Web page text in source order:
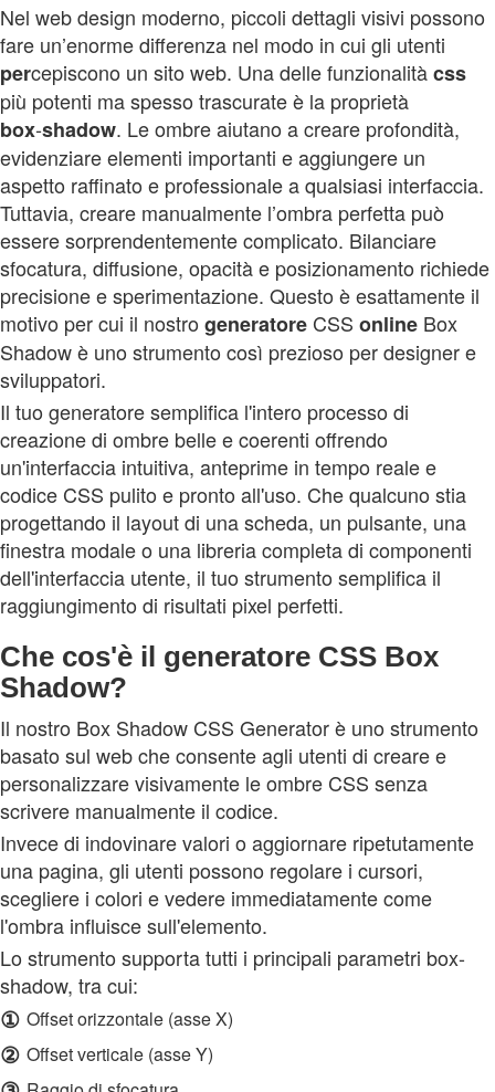
Nel web design moderno, piccoli dettagli visivi possono
fare un’enorme differenza nel modo in cui gli utenti
percepiscono un sito web. Una delle funzionalitàcss
più potenti ma spesso trascurate è la proprietà
box‑shadow. Le ombre aiutano a creare profondità,
evidenziare elementi importanti e aggiungere un
aspetto raffinato e professionale a qualsiasi interfaccia.
Tuttavia, creare manualmente l’ombra perfetta può
essere sorprendentemente complicato. Bilanciare
sfocatura, diffusione, opacità e posizionamento richiede
precisione e sperimentazione. Questo è esattamente il
motivo per cui il nostro generatore CSS online Box
Shadow è uno strumento così prezioso per designer e
sviluppatori.
Il tuo generatore semplifica l'intero processo di
creazione di ombre belle e coerenti offrendo
un'interfaccia intuitiva, anteprime in tempo reale e
codice CSS pulito e pronto all'uso. Che qualcuno stia
progettando il layout di una scheda, un pulsante, una
finestra modale o una libreria completa di componenti
dell'interfaccia utente, il tuo strumento semplifica il
raggiungimento di risultati pixel perfetti.
Che cos'è il generatore CSS Box
Shadow?
Il nostro Box Shadow CSS Generator è uno strumento
basato sul web che consente agli utenti di creare e
personalizzare visivamente le ombre CSS senza
scrivere manualmente il codice.
Invece di indovinare valori o aggiornare ripetutamente
una pagina, gli utenti possono regolare i cursori,
scegliere i colori e vedere immediatamente come
l'ombra influisce sull'elemento.
Lo strumento supporta tutti i principali parametri box-
shadow, tra cui:
① Offset orizzontale (asse X)
② Offset verticale (asse Y)